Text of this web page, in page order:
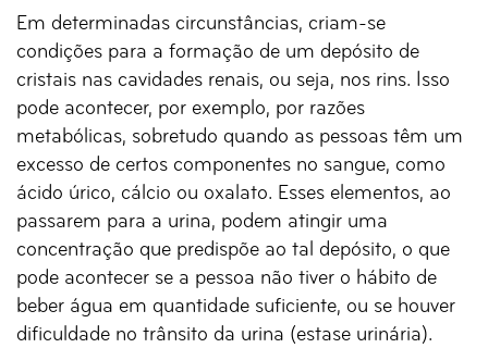
Em determinadas circunstâncias, criam-se
condições para a formação de um depósito de
cristais nas cavidades renais, ou seja, nos rins. Isso
pode acontecer, por exemplo, por razões
metabólicas, sobretudo quando as pessoas têm um
excesso de certos componentes no sangue, como
ácido úrico, cálcio ou oxalato. Esses elementos, ao
passarem para a urina, podem atingir uma
concentração que predispõe ao tal depósito, o que
pode acontecer se a pessoa não tiver o hábito de
beber água em quantidade suficiente, ou se houver
dificuldade no trânsito da urina (estase urinária).